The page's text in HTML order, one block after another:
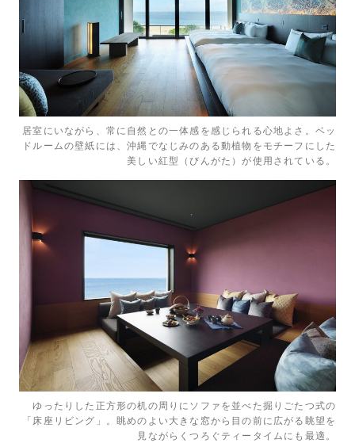
居室にいながら、常に自然との一体感を感じられる心地よさ。ベッ
ドルームの壁紙には、沖縄でなじみのある動植物をモチーフにした
美しい紅型（びんがた）が使用されている。
ゆったりした正方形の机の周りにソファを並べた掘りごたつ式の
「床座リビング」。眺めのよい大きな窓から目の前に広がる眺望を
見ながらくつろぐティータイムにも最適。